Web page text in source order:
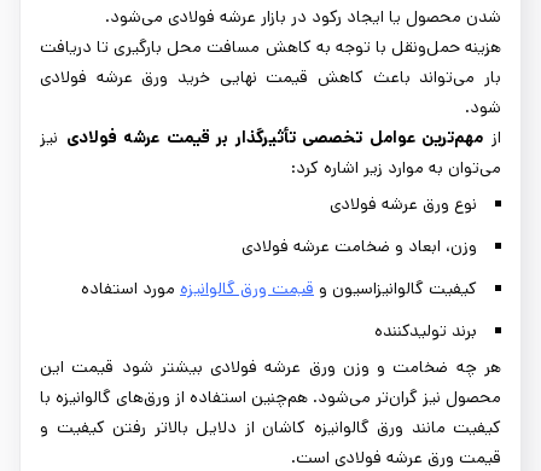
شدن محصول یا ایجاد رکود در بازار عرشه فولادی می‌شود.
هزینه حمل‌ونقل با توجه به کاهش مسافت محل بارگیری تا دریافت
بار می‌تواند باعث کاهش قیمت نهایی خرید ورق عرشه فولادی
شود.
از مهم‌ترین عوامل تخصصی تأثیرگذار بر قیمت عرشه فولادی نیز
می‌توان به موارد زیر اشاره کرد:
نوع ورق عرشه فولادی
وزن، ابعاد و ضخامت عرشه فولادی
کیفیت گالوانیزاسیون و قیمت ورق گالوانیزه مورد استفاده
برند تولیدکننده
هر چه ضخامت و وزن ورق عرشه فولادی بیشتر شود قیمت این
محصول نیز گران‌تر می‌شود. هم‌چنین استفاده از ورق‌های گالوانیزه با
کیفیت مانند ورق گالوانیزه کاشان از دلایل بالاتر رفتن کیفیت و
قیمت ورق عرشه فولادی است.